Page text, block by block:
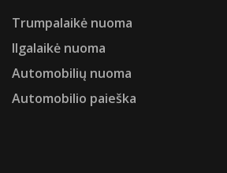
Trumpalaikė nuoma
Ilgalaikė nuoma
Automobilių nuoma
Automobilio paieška